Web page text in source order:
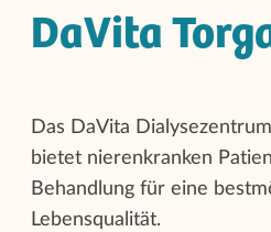
DaVita
Das DaVita
bietet nierenkranken
Behandlung für eine
Lebensqualität.